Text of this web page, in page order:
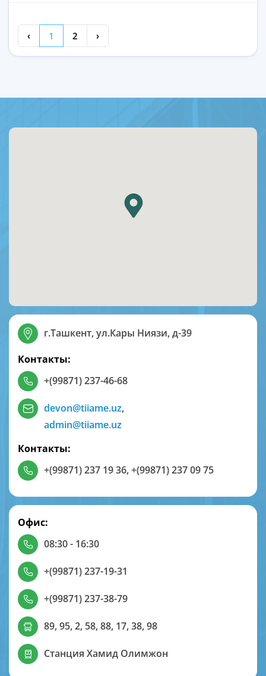
‹ 1 2 ›
г.Ташкент, ул.Кары Ниязи, д-39
Контакты:
+(99871) 237-46-68
devon@tiiame.uz,
admin@tiiame.uz
Контакты:
+(99871) 237 19 36,+(99871) 237 09 75
Офис:
08:30 - 16:30
+(99871) 237-19-31
+(99871) 237-38-79
89, 95, 2, 58, 88, 17, 38, 98
Станция Хамид Олимжон